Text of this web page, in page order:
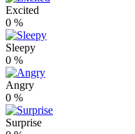
Excited
0 %
Sleepy
0 %
Angry
0 %
Surprise